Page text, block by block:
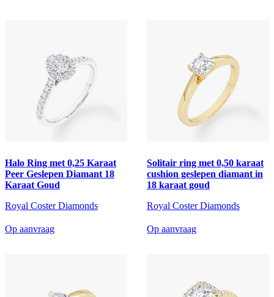
Halo Ring met 0,25 Karaat
Peer Geslepen Diamant 18
Karaat Goud
Royal Coster Diamonds
Op aanvraag
Solitair ring met 0,50 karaat
cushion geslepen diamant in
18 karaat goud
Royal Coster Diamonds
Op aanvraag